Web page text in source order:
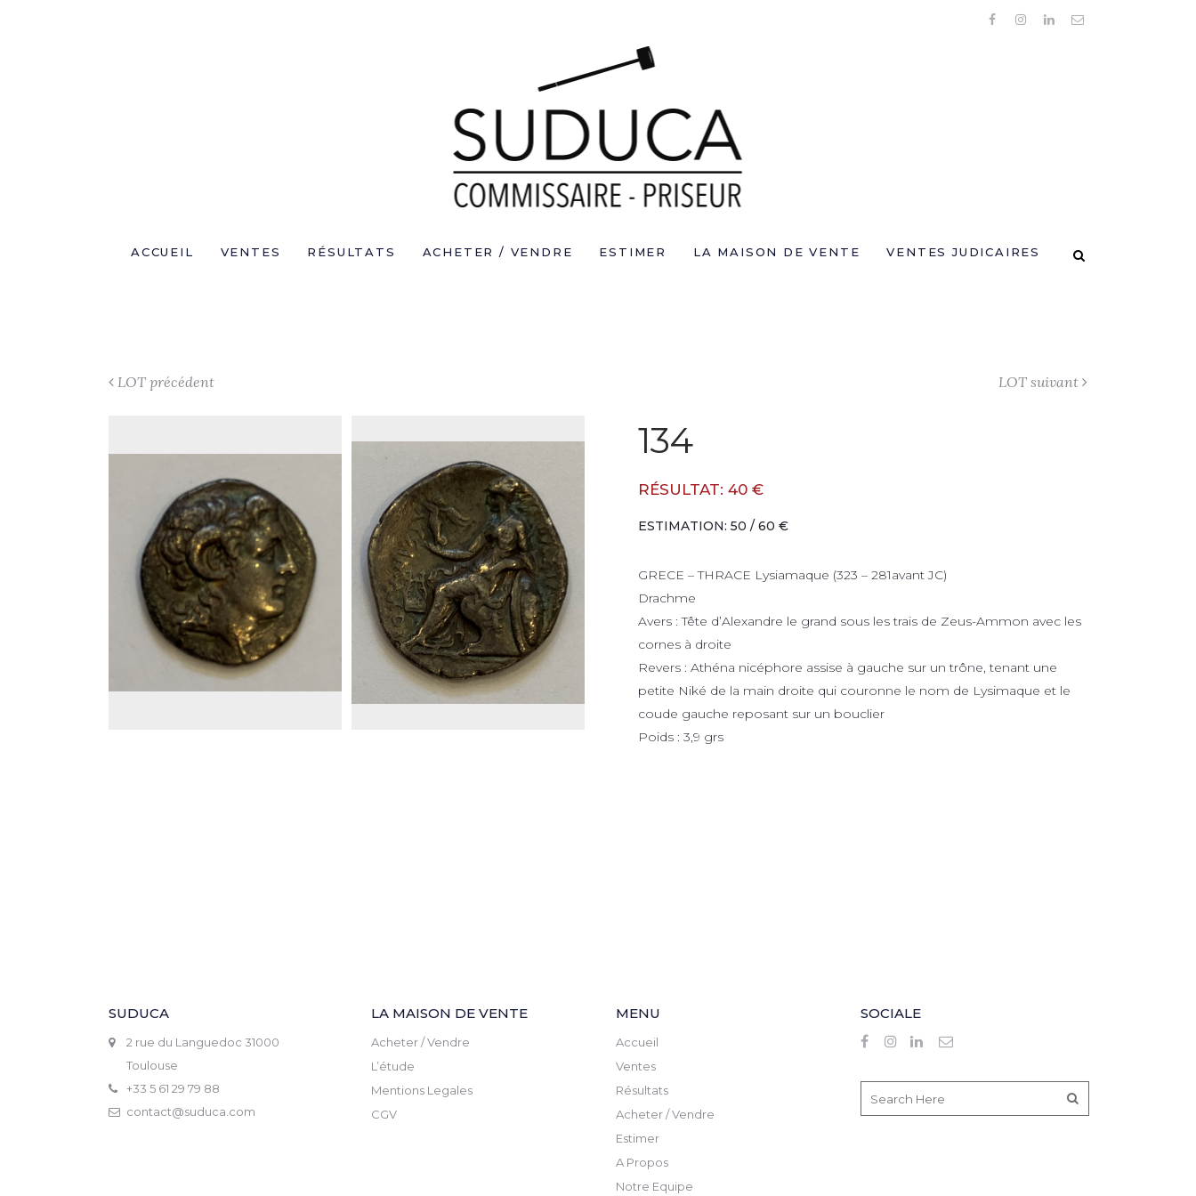
ACCUEIL VENTES RÉSULTATS ACHETER / VENDRE ESTIMER LA MAISON DE VENTE VENTES JUDICAIRES
LOT précédent LOT suivant
134
RÉSULTAT: 40 €
ESTIMATION: 50 / 60 €
GRECE – THRACE Lysiamaque (323 – 281avant JC)
Drachme
Avers : Tête d’Alexandre le grand sous les trais de Zeus-Ammon avec les
cornes à droite
Revers : Athéna nicéphore assise à gauche sur un trône, tenant une
petite Niké de la main droite qui couronne le nom de Lysimaque et le
coude gauche reposant sur un bouclier
Poids : 3,9 grs
SUDUCA
2 rue du Languedoc 31000
Toulouse
+33 5 61 29 79 88
contact@suduca.com
LA MAISON DE VENTE
Acheter / Vendre
L’étude
Mentions Legales
CGV
MENU
Accueil
Ventes
Résultats
Acheter / Vendre
Estimer
A Propos
Notre Equipe
SOCIALE